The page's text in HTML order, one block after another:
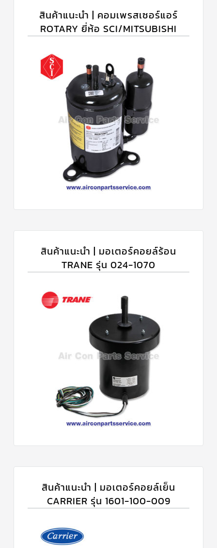
สินค้าแนะนำ | คอมเพรสเซอร์แอร์
ROTARY ยี่ห้อ SCI/MITSUBISHI
สินค้าแนะนำ | มอเตอร์คอยล์ร้อน
TRANE รุ่น 024-1070
สินค้าแนะนำ | มอเตอร์คอยล์เย็น
CARRIER รุ่น 1601-100-009